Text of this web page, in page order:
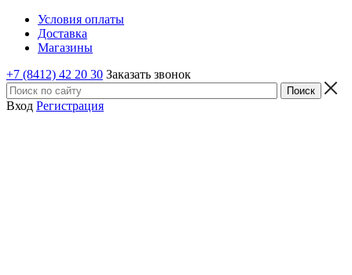
Условия оплаты
Доставка
Магазины
+7 (8412) 42 20 30 Заказать звонок
Вход Регистрация